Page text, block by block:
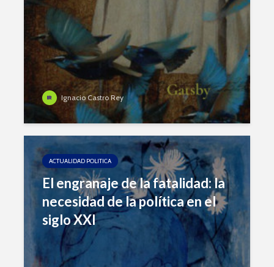
Ignacio Castro Rey
ACTUALIDAD POLITICA
El engranaje de la fatalidad: la
necesidad de la política en el
siglo XXI